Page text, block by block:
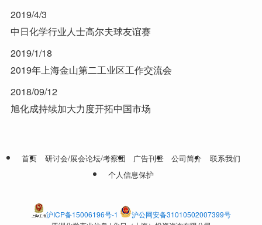
2019/4/3
中日化学行业人士高尔夫球友谊赛
2019/1/18
2019年上海金山第二工业区工作交流会
2018/09/12
旭化成持续加大力度开拓中国市场
首页 研讨会/展会论坛/考察团 广告刊登 公司简介
联系我们
个人信息保护
沪ICP备15006196号-1
沪公网安备31010502007399号